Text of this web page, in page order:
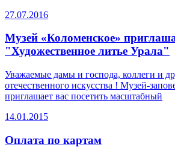
27.07.2016
Музей «Коломенское»
"Художественное литье Урала"
Уважаемые дамы и господа, коллеги и
отечественного искусства ! Музей-
приглашает вас посетить масштабный
14.01.2015
Оплата по картам